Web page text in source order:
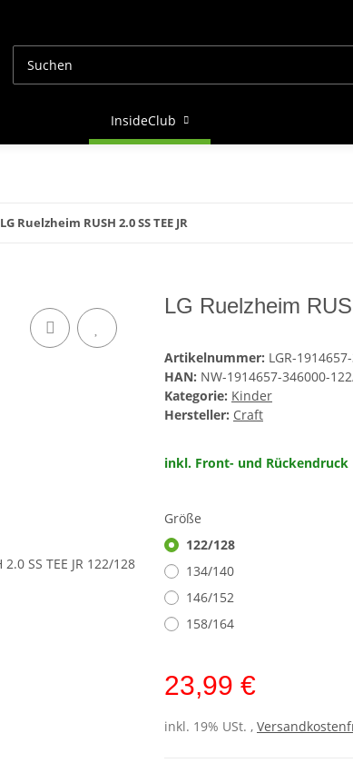
InsideClub
LG Ruelzheim RUSH 2.0 SS TEE JR
LG Ruelzheim
Artikelnummer: LGR-
HAN: NW-1914657-346000-
Kategorie: Kinder
Hersteller: Craft
inkl. Front- und Rückendruck
Größe
122/128
134/140
146/152
158/164
23,99 €
inkl. 19% USt. ,